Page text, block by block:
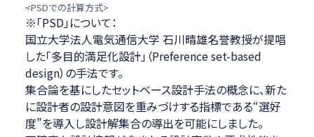
<PSDでの計算方式>
※「PSD」について：
国立大学法人電気通信大学 石川晴雄名誉教授が提唱
した「多目的満足化設計」（Preference set-based
design）の手法です。
集合論を基にしたセットベース設計手法の概念に、新た
に設計者の設計意図を重みづけする指標である“選好
度”を導入し設計解集合の導出を可能にしました。